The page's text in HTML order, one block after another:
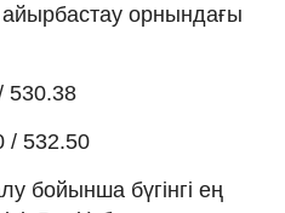
орнындағы
530.38
/ 532.50
бойынша бүгінгі ең